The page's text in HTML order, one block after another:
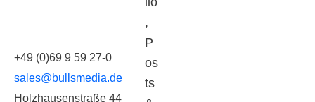
+49 (0)69 9 59 27-0
sales@bullsmedia.de
Holzhausenstraße 44